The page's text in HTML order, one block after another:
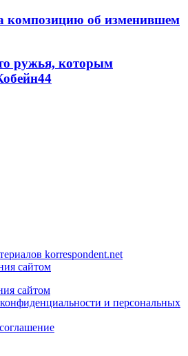
композицию об изменившем
ружья, которым
44
korrespondent.net
сайтом
сайтом
и персональных